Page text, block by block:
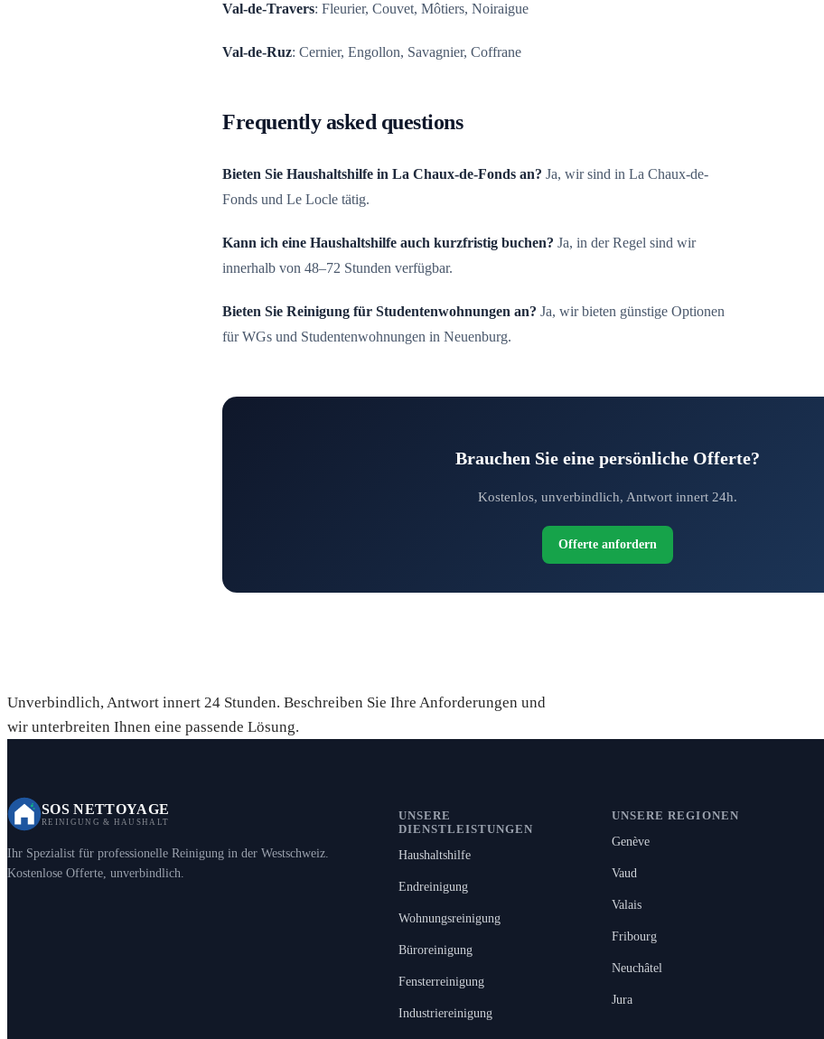
Val-de-Travers: Fleurier, Couvet, Môtiers, Noiraigue
Val-de-Ruz: Cernier, Engollon, Savagnier, Coffrane
Frequently asked questions
Bieten Sie Haushaltshilfe in La Chaux-de-Fonds an? Ja, wir sind in La Chaux-de-
Fonds und Le Locle tätig.
Kann ich eine Haushaltshilfe auch kurzfristig buchen? Ja, in der Regel sind wir
innerhalb von 48–72 Stunden verfügbar.
Bieten Sie Reinigung für Studentenwohnungen an? Ja, wir bieten günstige Optionen
für WGs und Studentenwohnungen in Neuenburg.
Brauchen Sie eine persönliche Offerte?
Kostenlos, unverbindlich, Antwort innert 24h.
Offerte anfordern
Unverbindlich, Antwort innert 24 Stunden. Beschreiben Sie Ihre Anforderungen und
wir unterbreiten Ihnen eine passende Lösung.
SOS NETTOYAGE
REINIGUNG & HAUSHALT
Ihr Spezialist für professionelle Reinigung in der Westschweiz.
Kostenlose Offerte, unverbindlich.
UNSERE
DIENSTLEISTUNGEN
Haushaltshilfe
Endreinigung
Wohnungsreinigung
Büroreinigung
Fensterreinigung
Industriereinigung
UNSERE REGIONEN
Genève
Vaud
Valais
Fribourg
Neuchâtel
Jura